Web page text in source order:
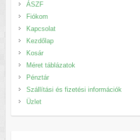
ÁSZF
Fiókom
Kapcsolat
Kezdőlap
Kosár
Méret táblázatok
Pénztár
Szállítási és fizetési információk
Üzlet